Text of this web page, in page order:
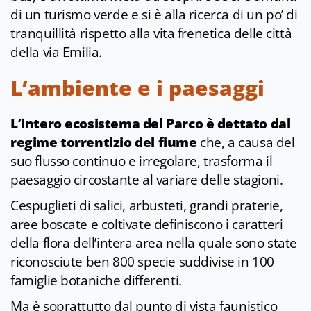
di un turismo verde e si è alla ricerca di un po’ di
tranquillità rispetto alla vita frenetica delle città
della via Emilia.
L’ambiente e i paesaggi
L’intero ecosistema del Parco è dettato dal
regime torrentizio del fiume che, a causa del
suo flusso continuo e irregolare, trasforma il
paesaggio circostante al variare delle stagioni.
Cespuglieti di salici, arbusteti, grandi praterie,
aree boscate e coltivate definiscono i caratteri
della flora dell’intera area nella quale sono state
riconosciute ben 800 specie suddivise in 100
famiglie botaniche differenti.
Ma è soprattutto dal punto di vista faunistico